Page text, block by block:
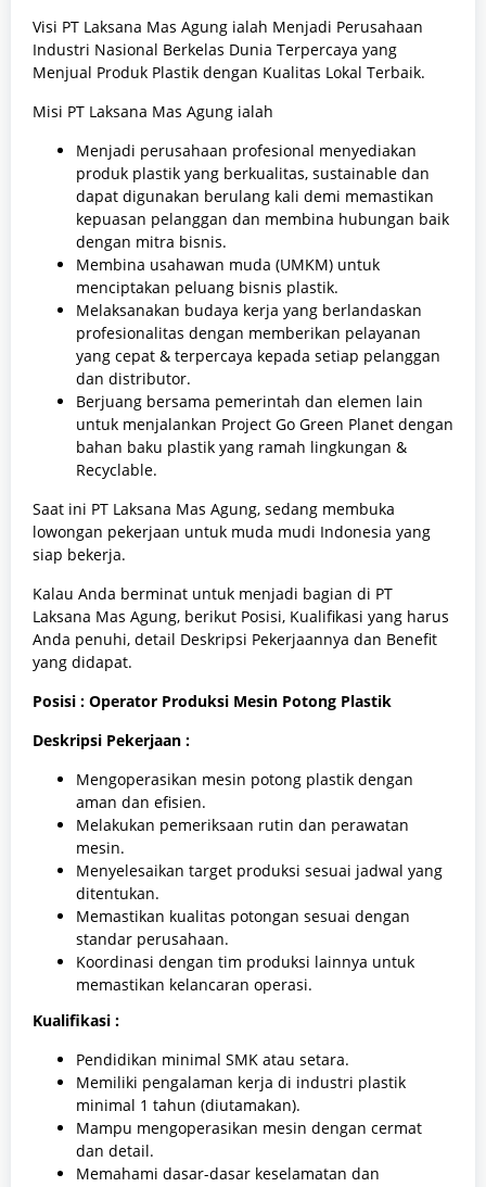
Visi PT Laksana Mas Agung ialah Menjadi Perusahaan
Industri Nasional Berkelas Dunia Terpercaya yang
Menjual Produk Plastik dengan Kualitas Lokal Terbaik.
Misi PT Laksana Mas Agung ialah
Menjadi perusahaan profesional menyediakan
produk plastik yang berkualitas, sustainable dan
dapat digunakan berulang kali demi memastikan
kepuasan pelanggan dan membina hubungan baik
dengan mitra bisnis.
Membina usahawan muda (UMKM) untuk
menciptakan peluang bisnis plastik.
Melaksanakan budaya kerja yang berlandaskan
profesionalitas dengan memberikan pelayanan
yang cepat & terpercaya kepada setiap pelanggan
dan distributor.
Berjuang bersama pemerintah dan elemen lain
untuk menjalankan Project Go Green Planet dengan
bahan baku plastik yang ramah lingkungan &
Recyclable.
Saat ini PT Laksana Mas Agung, sedang membuka
lowongan pekerjaan untuk muda mudi Indonesia yang
siap bekerja.
Kalau Anda berminat untuk menjadi bagian di PT
Laksana Mas Agung, berikut Posisi, Kualifikasi yang harus
Anda penuhi, detail Deskripsi Pekerjaannya dan Benefit
yang didapat.
Posisi : Operator Produksi Mesin Potong Plastik
Deskripsi Pekerjaan :
Mengoperasikan mesin potong plastik dengan
aman dan efisien.
Melakukan pemeriksaan rutin dan perawatan
mesin.
Menyelesaikan target produksi sesuai jadwal yang
ditentukan.
Memastikan kualitas potongan sesuai dengan
standar perusahaan.
Koordinasi dengan tim produksi lainnya untuk
memastikan kelancaran operasi.
Kualifikasi :
Pendidikan minimal SMK atau setara.
Memiliki pengalaman kerja di industri plastik
minimal 1 tahun (diutamakan).
Mampu mengoperasikan mesin dengan cermat
dan detail.
Memahami dasar-dasar keselamatan dan